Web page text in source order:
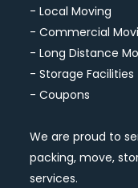
-Local Moving
-Commercial
-Long Distance
-Storage Facilities
-Coupons
We are proud to
packing, move,
services.